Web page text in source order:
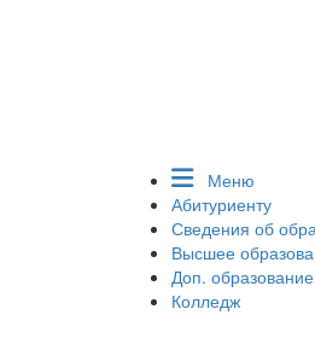
Меню
Абитуриенту
Сведения об
Высшее
Доп. образование
Колледж